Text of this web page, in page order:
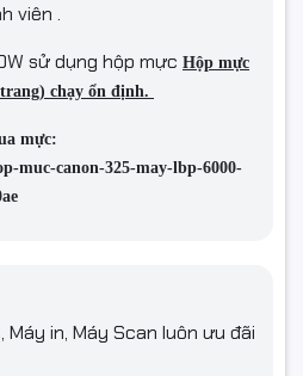
viên .
sử dụng hộp mực Hộp mực
chạy ổn định.
mực:
muc-canon-325-may-lbp-6000-
Máy in, Máy Scan luôn ưu đãi
LBP6030Wlà sự lựa chọn hàng
thiết kế gọn nhẹ và nhiều tính
nhỏ hoặc cá nhân.
& Tiện Dụng
phòng đến gia đình.
Chóng